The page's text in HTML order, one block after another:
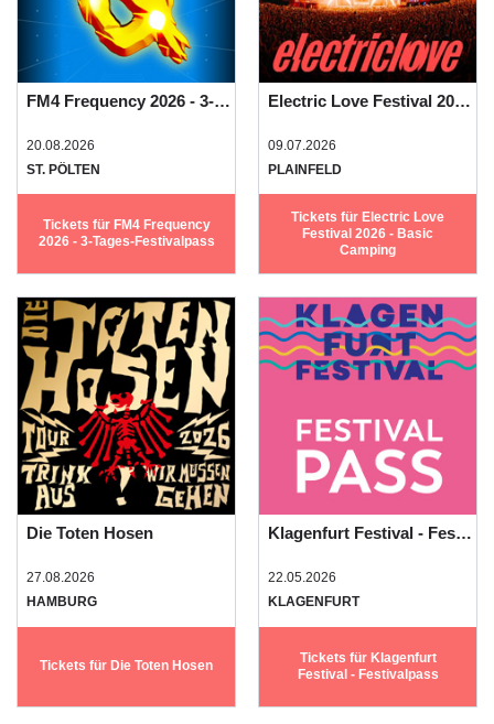
FM4 Frequency 2026 - 3-Tages-Festivalpass
20.08.2026
ST. PÖLTEN
Tickets für FM4 Frequency
2026 - 3-Tages-Festivalpass
Electric Love Festival 2026 - Basic Camping
09.07.2026
PLAINFELD
Tickets für Electric Love
Festival 2026 - Basic
Camping
Die Toten Hosen
27.08.2026
HAMBURG
Tickets für Die Toten Hosen
Klagenfurt Festival - Festivalpass
22.05.2026
KLAGENFURT
Tickets für Klagenfurt
Festival - Festivalpass